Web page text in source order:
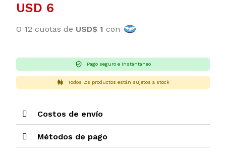
USD 6
O 12 cuotas de USD$ 1 con
Pago seguro e instántaneo
Todos los productos están sujetos a stock
Costos de envío
Métodos de pago